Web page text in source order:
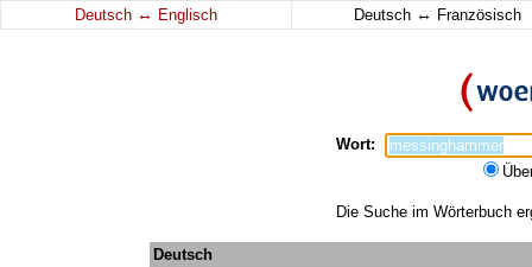
Deutsch ↔ Englisch Deutsch ↔ Französisch
Wort:
Die Suche im Wörterbuch
Deutsch